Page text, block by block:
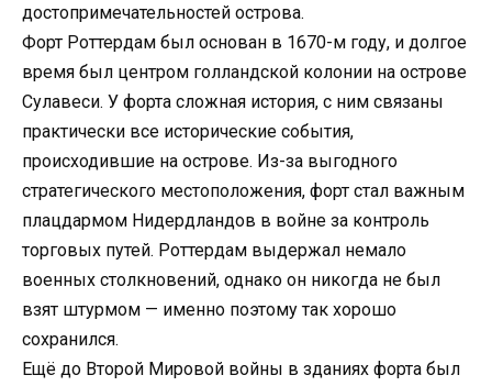
достопримечательностей острова.
Форт Роттердам был основан в 1670-м году, и долгое
время был центром голландской колонии на острове
Сулавеси. У форта сложная история, с ним связаны
практически все исторические события,
происходившие на острове. Из-за выгодного
стратегического местоположения, форт стал важным
плацдармом Нидердландов в войне за контроль
торговых путей. Роттердам выдержал немало
военных столкновений, однако он никогда не был
взят штурмом — именно поэтому так хорошо
сохранился.
Ещё до Второй Мировой войны в зданиях форта был